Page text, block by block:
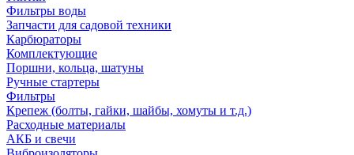
Фильтры воды
Запчасти для садовой техники
Карбюраторы
Комплектующие
Поршни, кольца, шатуны
Ручные стартеры
Фильтры
Крепеж (болты, гайки, шайбы, хомуты и т.д.)
Расходные материалы
АКБ и свечи